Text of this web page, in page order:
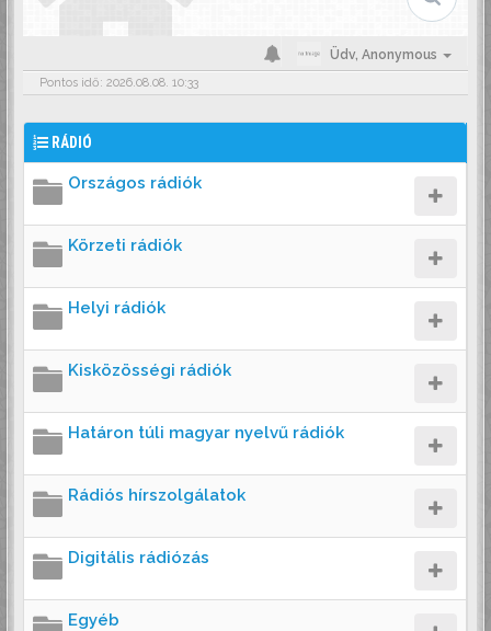
Üdv, Anonymous
Pontos idő: 2026.08.08. 10:33
RÁDIÓ
Országos rádiók
Körzeti rádiók
Helyi rádiók
Kisközösségi rádiók
Határon túli magyar nyelvű rádiók
Rádiós hírszolgálatok
Digitális rádiózás
Egyéb